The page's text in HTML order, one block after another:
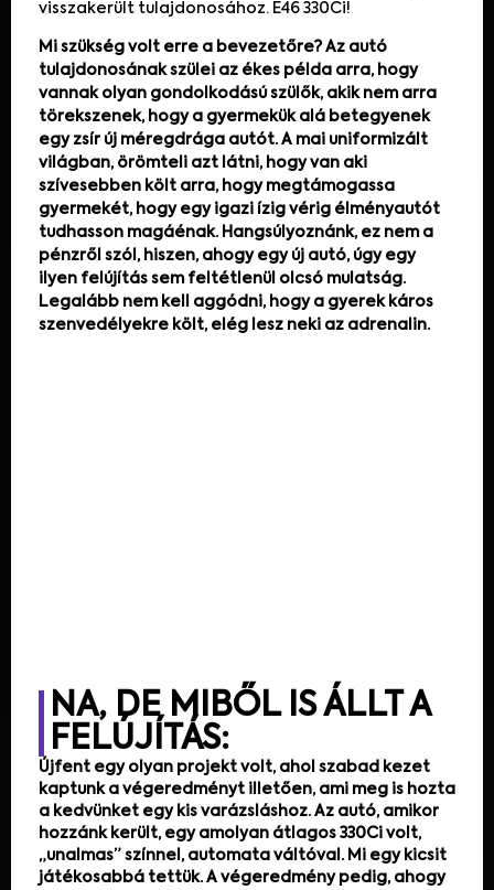
visszakerült tulajdonosához. E46 330Ci!
Mi szükség volt erre a bevezetőre? Az autó
tulajdonosának szülei az ékes példa arra, hogy
vannak olyan gondolkodású szülők, akik nem arra
törekszenek, hogy a gyermekük alá betegyenek
egy zsír új méregdrága autót. A mai uniformizált
világban, örömteli azt látni, hogy van aki
szívesebben költ arra, hogy megtámogassa
gyermekét, hogy egy igazi ízig vérig élményautót
tudhasson magáénak. Hangsúlyoznánk, ez nem a
pénzről szól, hiszen, ahogy egy új autó, úgy egy
ilyen felújítás sem feltétlenül olcsó mulatság.
Legalább nem kell aggódni, hogy a gyerek káros
szenvedélyekre költ, elég lesz neki az adrenalin.
NA, DE MIBŐL IS ÁLLT A
FELÚJÍTÁS:
Újfent egy olyan projekt volt, ahol szabad kezet
kaptunk a végeredményt illetően, ami meg is hozta
a kedvünket egy kis varázsláshoz. Az autó, amikor
hozzánk került, egy amolyan átlagos 330Ci volt,
„unalmas” színnel, automata váltóval. Mi egy kicsit
játékosabbá tettük. A végeredmény pedig, ahogy